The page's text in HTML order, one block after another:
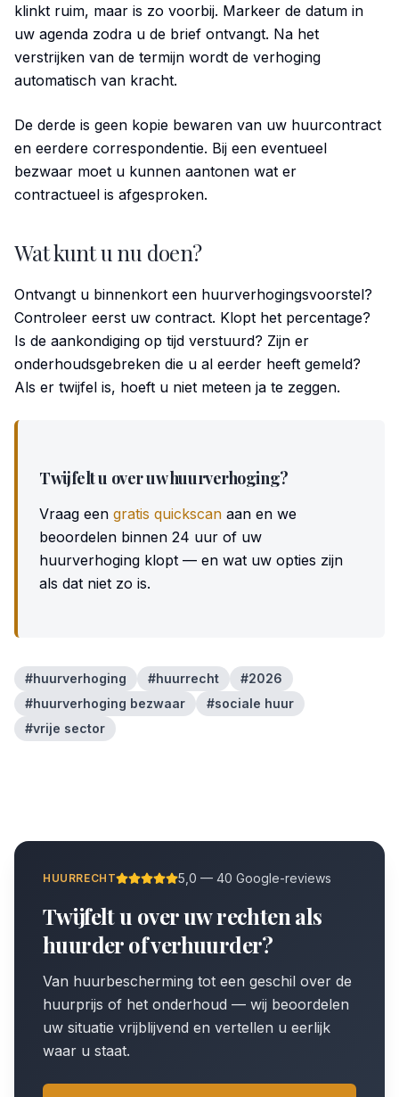
klinkt ruim, maar is zo voorbij. Markeer de datum in
uw agenda zodra u de brief ontvangt. Na het
verstrijken van de termijn wordt de verhoging
automatisch van kracht.
De derde is geen kopie bewaren van uw huurcontract
en eerdere correspondentie. Bij een eventueel
bezwaar moet u kunnen aantonen wat er
contractueel is afgesproken.
Wat kunt u nu doen?
Ontvangt u binnenkort een huurverhogingsvoorstel?
Controleer eerst uw contract. Klopt het percentage?
Is de aankondiging op tijd verstuurd? Zijn er
onderhoudsgebreken die u al eerder heeft gemeld?
Als er twijfel is, hoeft u niet meteen ja te zeggen.
Twijfelt u over uw huurverhoging?
Vraag een gratis quickscan aan en we
beoordelen binnen 24 uur of uw
huurverhoging klopt — en wat uw opties zijn
als dat niet zo is.
#huurverhoging #huurrecht #2026
#huurverhoging bezwaar #sociale huur
#vrije sector
HUURRECHT 5,0 — 40 Google-reviews
Twijfelt u over uw rechten als
huurder of verhuurder?
Van huurbescherming tot een geschil over de
huurprijs of het onderhoud — wij beoordelen
uw situatie vrijblijvend en vertellen u eerlijk
waar u staat.